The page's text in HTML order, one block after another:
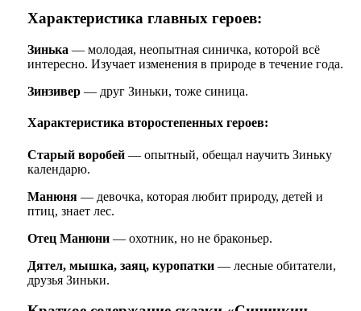
Характеристика главных героев:
Зинька — молодая, неопытная синичка, которой всё
интересно. Изучает изменения в природе в течение года.
Зинзивер— друг Зиньки, тоже синица.
Характеристика второстепенных героев:
Старый воробей— опытный, обещал научить Зиньку
календарю.
Манюня— девочка, которая любит природу, детей и
птиц, знает лес.
Отец Манюни— охотник, но не браконьер.
Дятел, мышка, заяц, куропатки— лесные обитатели,
друзья Зиньки.